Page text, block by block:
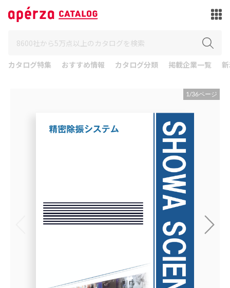
カタログ特集 おすすめ情報 カタログ分類 掲載企業一覧
1/36ページ